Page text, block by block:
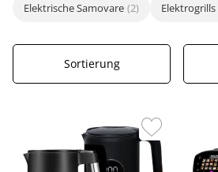
Elektrische Samovare (2) Elektrogrills
Sortierung